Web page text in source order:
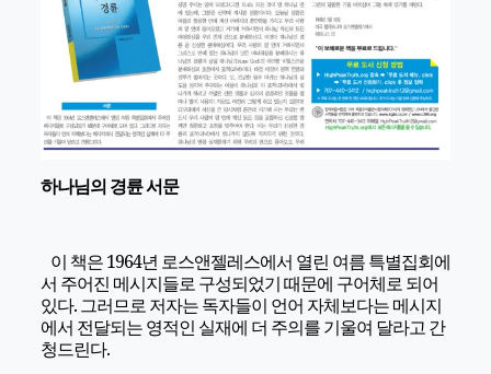
하나님의 경륜 서문
이 책은 1964년 로스앤젤레스에서 열린 여름 특별집회에
서 주어진 메시지들로 구성되었기 때문에 구어체로 되어
있다. 그러므로 저자는 독자들이 언어 자체보다는 메시지
에서 전달되는 영적인 실재에 더 주의를 기울여 달라고 간
청드린다.